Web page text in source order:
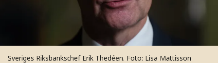
Sveriges Riksbankschef Erik Thedéen. Foto: Lisa Mattisson